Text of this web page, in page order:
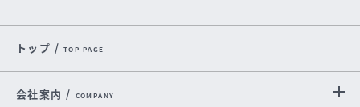
トップ / TOP PAGE
会社案内 / COMPANY